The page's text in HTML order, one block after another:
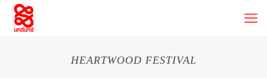
HEARTWOOD FESTIVAL